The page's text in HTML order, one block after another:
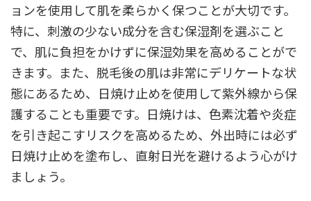
ョンを使用して肌を柔らかく保つことが大切です。
特に、刺激の少ない成分を含む保湿剤を選ぶこと
で、肌に負担をかけずに保湿効果を高めることがで
きます。また、脱毛後の肌は非常にデリケートな状
態にあるため、日焼け止めを使用して紫外線から保
護することも重要です。日焼けは、色素沈着や炎症
を引き起こすリスクを高めるため、外出時には必ず
日焼け止めを塗布し、直射日光を避けるよう心がけ
ましょう。